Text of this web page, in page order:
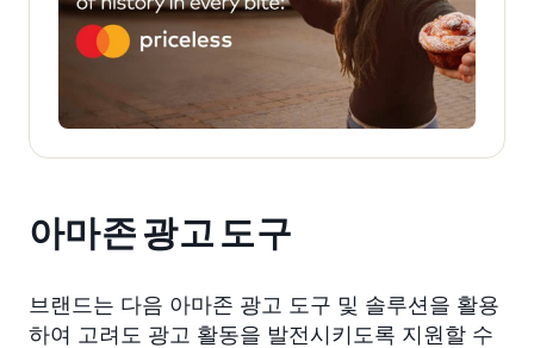
아마존 광고 도구
브랜드는 다음 아마존 광고 도구 및 솔루션을 활용
하여 고려도 광고 활동을 발전시키도록 지원할 수